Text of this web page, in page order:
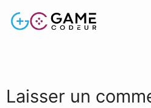
Laisser un